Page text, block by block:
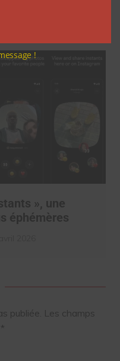
», une
éphémères
publiée. Les champs
*
!